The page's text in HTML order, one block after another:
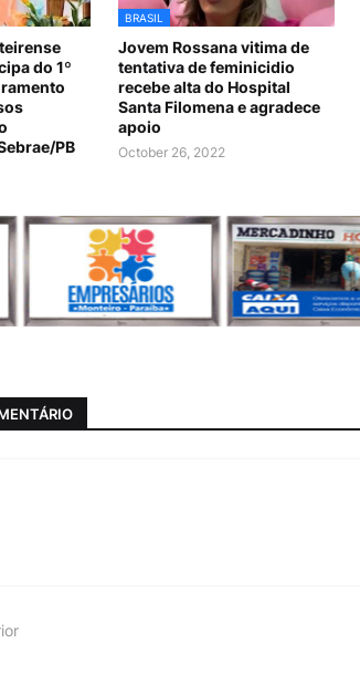
do 1º
PB
BRASIL
Jovem Rossana vitima de
tentativa de feminicidio
recebe alta do Hospital
Santa Filomena e agradece
apoio
October 26, 2022